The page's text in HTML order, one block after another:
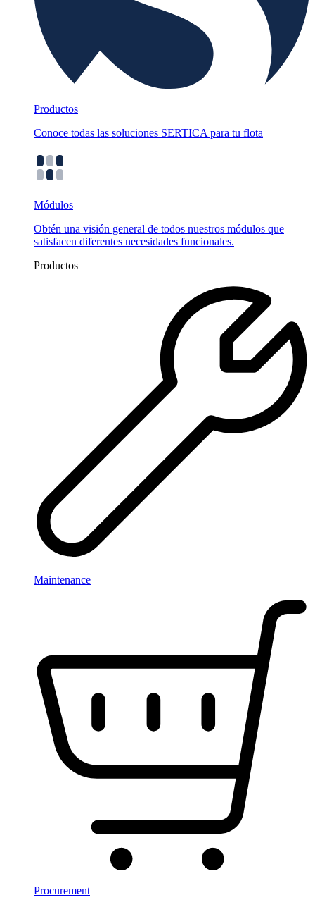
Productos
Conoce todas las soluciones SERTICA para tu flota
Módulos
Obtén una visión general de todos nuestros módulos que
satisfacen diferentes necesidades funcionales.
Productos
Maintenance
Procurement